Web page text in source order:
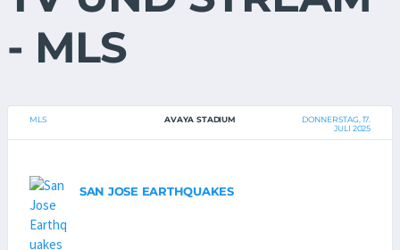
- MLS
MLS AVAYA STADIUM
DONNERSTAG, 17.
JULI 2025
SAN JOSE EARTHQUAKES